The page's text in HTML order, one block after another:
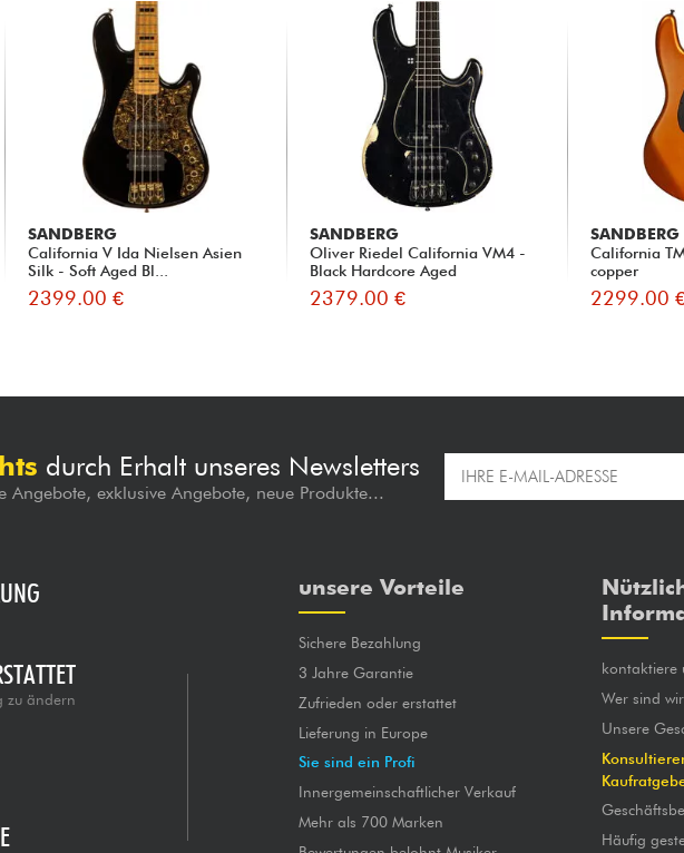
SANDBERG
California V Ida Nielsen Asien
Silk - Soft Aged Bl...
2399.00 €
SANDBERG
Oliver Riedel California VM4 -
Black Hardcore Aged
2379.00 €
SANDBERG
California
copper
2299.00
durch Erhalt unseres Newsletters
exklusive Angebote, neue Produkte...
zu ändern
unsere Vorteile
Sichere Bezahlung
3 Jahre Garantie
Zufrieden oder erstattet
Lieferung in Europe
Sie sind ein Profi
Innergemeinschaftlicher Verkauf
Mehr als 700 Marken
kontaktiere
Wer sind
Unsere
Häufig